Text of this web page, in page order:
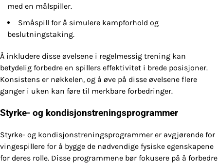
med en målspiller.
Småspill for å simulere kampforhold og
beslutningstaking.
Å inkludere disse øvelsene i regelmessig trening kan
betydelig forbedre en spillers effektivitet i brede posisjoner.
Konsistens er nøkkelen, og å øve på disse øvelsene flere
ganger i uken kan føre til merkbare forbedringer.
Styrke- og kondisjonstreningsprogrammer
Styrke- og kondisjonstreningsprogrammer er avgjørende for
vingespillere for å bygge de nødvendige fysiske egenskapene
for deres rolle. Disse programmene bør fokusere på å forbedre